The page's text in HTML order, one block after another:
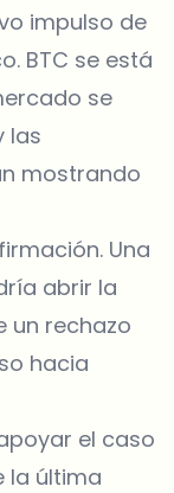
impulso de
BTC se está
se
las
mostrando
Una
abrir la
un rechazo
hacia
el caso
la última